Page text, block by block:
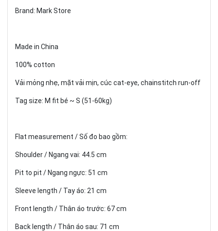
Brand: Mark Store
Made in China
100% cotton
Vải mỏng nhẹ, mặt vải mịn, cúc cat-eye, chainstitch run-off
Tag size: M fit bé ~ S (51-60kg)
Flat measurement / Số đo bao gồm:
Shoulder / Ngang vai: 44.5 cm
Pit to pit / Ngang ngực: 51 cm
Sleeve length / Tay áo: 21 cm
Front length / Thân áo trước: 67 cm
Back length / Thân áo sau: 71 cm